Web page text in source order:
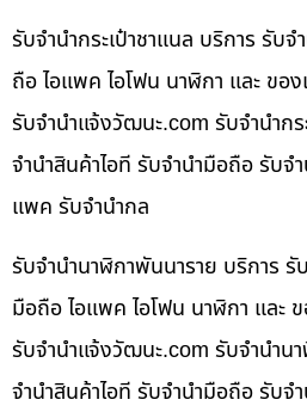
รับจำนำกระเป๋าชาแนล บริการ รับ
ถือ ไอแพค ไอโฟน นาฬิกา และ ขอ
รับจํานําแจ้งวัฒนะ.com รับจำนำกร
จำนำสินค้าไอที รับจำนำมือถือ รับจ
แพค รับจำนำกล
รับจำนำนาฬิกาพันนาราย บริการ รั
มือถือ ไอแพค ไอโฟน นาฬิกา และ
รับจํานําแจ้งวัฒนะ.com รับจำนำน
จำนำสินค้าไอที รับจำนำมือถือ รับจ